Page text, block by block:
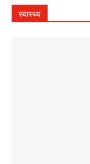
स्वास्थ्य